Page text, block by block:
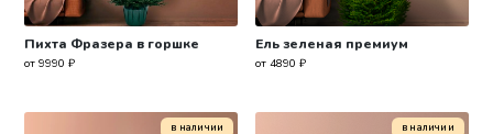
Пихта Фразера в горшке
от 9990 ₽
Ель зеленая премиум
от 4890 ₽
в наличии в наличии